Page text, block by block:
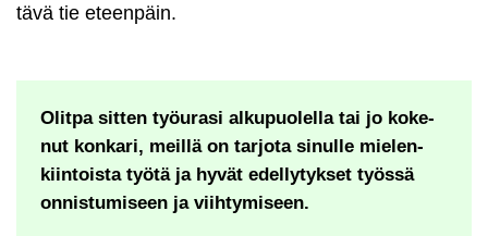
tä­vä tie eteen­päin.
Olit­pa sit­ten työ­ura­si al­ku­puo­lel­la tai jo ko­ke­
nut kon­ka­ri, meil­lä on tar­jo­ta si­nul­le mie­len­
kiin­tois­ta työtä ja hyvät edel­ly­tyk­set työs­sä
on­nis­tu­mi­seen ja viih­ty­mi­seen.